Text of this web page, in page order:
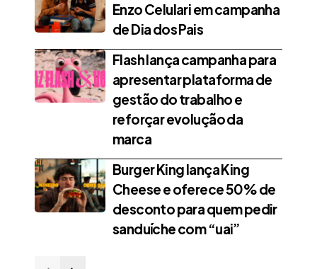
Enzo Celulari em campanha
de Dia dos Pais
Flash lança campanha para
apresentar plataforma de
gestão do trabalho e
reforçar evolução da
marca
Burger King lança King
Cheese e oferece 50% de
desconto para quem pedir
sanduíche com “uai”